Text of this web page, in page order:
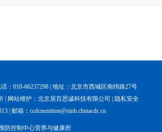
：010-66237298 | 地址：北京市西城区南纬路27号
网站维护：北京居百思诚科技有限公司 |
隐私安全
| 邮箱：ccdcnutrition@ninh.chinacdc.cn
防控制中心营养与健康所